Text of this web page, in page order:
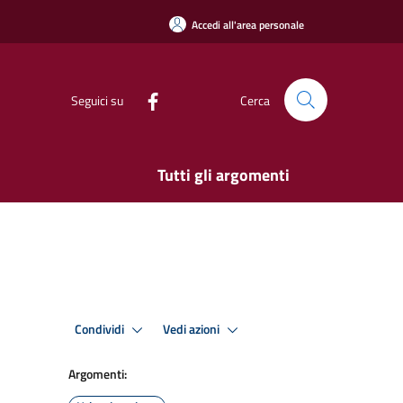
Accedi all'area personale
Seguici su Cerca
Tutti gli argomenti
Condividi Vedi azioni
Argomenti: